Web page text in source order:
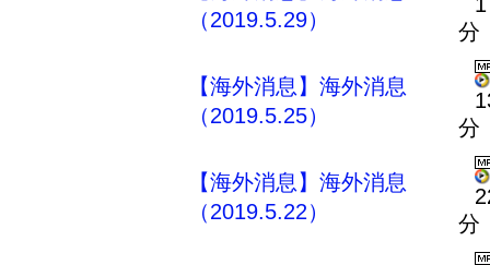
（2019.5.29）
分
【海外消息】海外消息
（2019.5.25）
分
【海外消息】海外消息
（2019.5.22）
分